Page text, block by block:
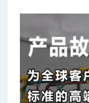
182xxxx4350 秦
156xxxx3534
192xxxx2920
189xxxx6562